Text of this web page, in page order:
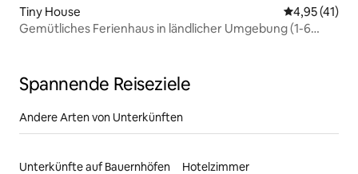
Tiny House
4,95 (41)
Gemütliches Ferienhaus in ländlicher Umgebung (1-6
Spannende Reiseziele
Andere Arten von Unterkünften
Unterkünfte auf Bauernhöfen
Hotelzimmer